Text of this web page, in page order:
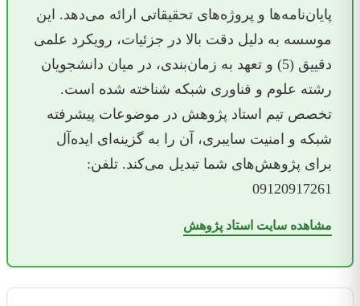
پایان‌نامه‌ها و پروژه‌های تحقیقاتی ارائه می‌دهد. این
موسسه به دلیل دقت بالا در جزئیات، رویکرد علمی
دقییق (5) و تعهد به زمان‌بندی، در میان دانشجویان
رشته علوم و فناوری شبکه شناخته شده است.
تخصص تیم استاد پژوهش در موضوعات پیشرفته
شبکه و امنیت سایبری، آن را به گزینه‌ای ایده‌آل
برای پژوهش‌های شما تبدیل می‌کند. تلفن:
09120917261
مشاهده سایت استاد پژوهش